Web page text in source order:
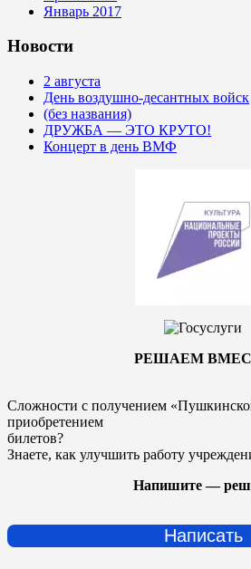
Январь 2017
Новости
2 августа
День воздушно-десантных войск
(без названия)
ДРУЖБА — ЭТО КРУТО!
Концерт в день ВМФ
РЕШАЕМ
Сложности с получением
приобретением
билетов?
Знаете, как улучшить работу
Напишите —
Написать